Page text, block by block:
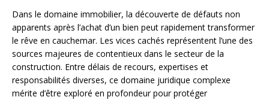
Dans le domaine immobilier, la découverte de défauts non
apparents après l’achat d’un bien peut rapidement transformer
le rêve en cauchemar. Les vices cachés représentent l’une des
sources majeures de contentieux dans le secteur de la
construction. Entre délais de recours, expertises et
responsabilités diverses, ce domaine juridique complexe
mérite d’être exploré en profondeur pour protéger